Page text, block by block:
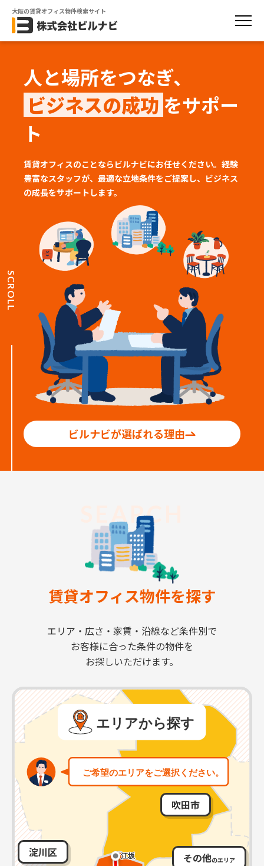
大阪の賃貸オフィス物件検索サイト
人と場所をつなぎ、
ビジネスの成功 をサポー
ト
賃貸オフィスのことならビルナビにお任せください。経験
豊富なスタッフが、 最適な立地条件をご提案し、ビジネス
の成長をサポートします。
ビルナビが選ばれる理由
SCROLL
SEARCH
賃貸オフィス物件を探す
エリア・広さ・家賃・沿線など条件別で
お客様に合った条件の物件を
お探しいただけます。
吹田市
その他のエリア
淀川区